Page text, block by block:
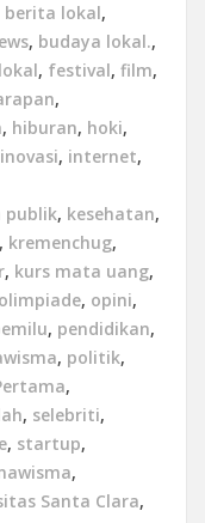
berita lokal,
, budaya lokal.,
, festival, film,
,
, hiburan, hoki,
inovasi, internet,
publik, kesehatan,
, kremenchug,
, kurs mata uang,
olimpiade, opini,
, pendidikan,
, politik,
,
, selebriti,
, startup,
,
Santa Clara,